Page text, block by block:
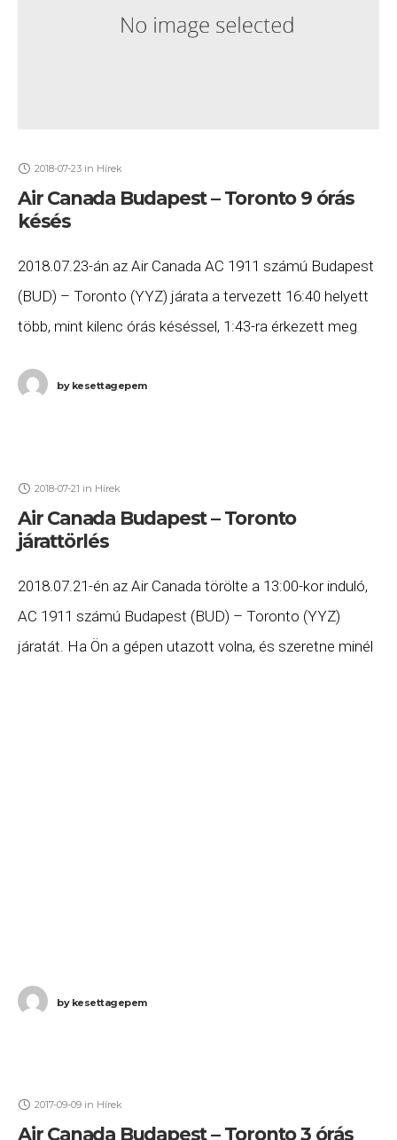
2018-07-23 in Hírek
Air Canada Budapest – Toronto 9 órás
késés
2018.07.23-án az Air Canada AC 1911 számú Budapest
(BUD) – Toronto (YYZ) járata a tervezett 16:40 helyett
több, mint kilenc órás késéssel, 1:43-ra érkezett meg
bykesettagepem
2018-07-21 in Hírek
Air Canada Budapest – Toronto
járattörlés
2018.07.21-én az Air Canada törölte a 13:00-kor induló,
AC 1911 számú Budapest (BUD) – Toronto (YYZ)
járatát. Ha Ön a gépen utazott volna, és szeretne minél
bykesettagepem
2017-09-09 in Hírek
Air Canada Budapest – Toronto 3 órás